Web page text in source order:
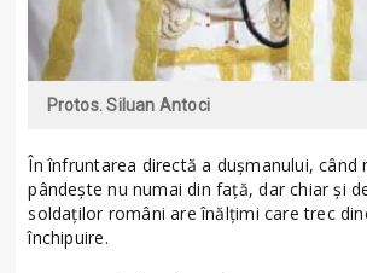
Protos. Siluan Antoci
În înfruntarea directă a dușmanului, când
pândește nu numai din față, dar chiar și
soldaților români are înălțimi care trec
închipuire.